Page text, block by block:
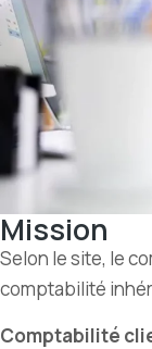
Mission
Selon le site, le
comptabilité
Comptabilité